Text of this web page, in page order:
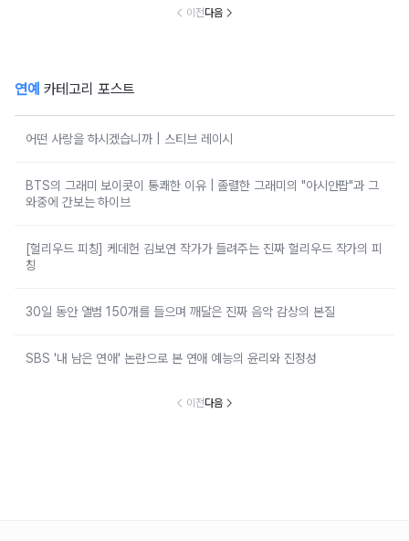
이전다음
연예 카테고리 포스트
어떤 사랑을 하시겠습니까 | 스티브 레이시
BTS의 그래미 보이콧이 통쾌한 이유 | 졸렬한 그래미의 "아시안팝"과 그
와중에 간보는 하이브
[헐리우드 피칭] 케데헌 김보연 작가가 들려주는 진짜 헐리우드 작가의 피
칭
30일 동안 앨범 150개를 들으며 깨달은 진짜 음악 감상의 본질
SBS '내 남은 연애' 논란으로 본 연애 예능의 윤리와 진정성
이전다음